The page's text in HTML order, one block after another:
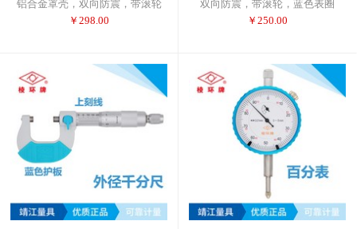
铝合金罩壳，双向防震，带滚轮
￥ 298.00
双向防震，带滚轮，蓝色表圈
￥ 250.00